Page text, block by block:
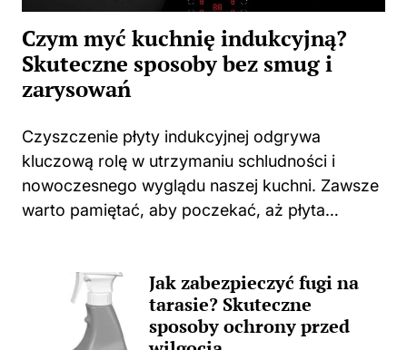
Czym myć kuchnię indukcyjną?
Skuteczne sposoby bez smug i
zarysowań
Czyszczenie płyty indukcyjnej odgrywa
kluczową rolę w utrzymaniu schludności i
nowoczesnego wyglądu naszej kuchni. Zawsze
warto pamiętać, aby poczekać, aż płyta
powierzchni może prowadzić do
nieprzyjemnych zapachów, a także trwałych...
Jak zabezpieczyć fugi na
tarasie? Skuteczne
sposoby ochrony przed